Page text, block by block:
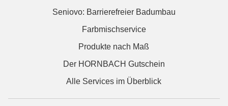
Seniovo: Barrierefreier Badumbau
Farbmischservice
Produkte nach Maß
Der HORNBACH Gutschein
Alle Services im Überblick